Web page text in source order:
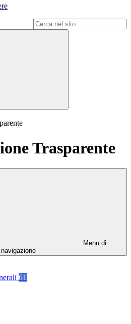
Trasparente
Menu di
navigazione
61